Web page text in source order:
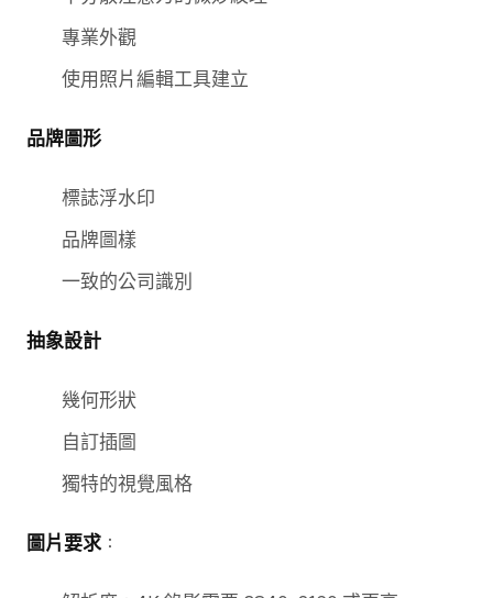
專業外觀
使用照片編輯工具建立
品牌圖形
標誌浮水印
品牌圖樣
一致的公司識別
抽象設計
幾何形狀
自訂插圖
獨特的視覺風格
圖片要求 ：